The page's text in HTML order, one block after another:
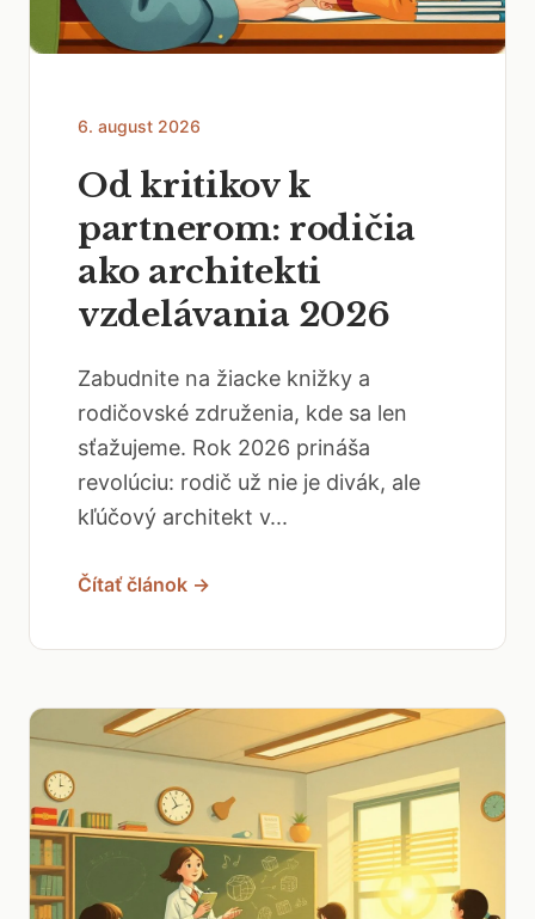
6. august 2026
Od kritikov k
partnerom: rodičia
ako architekti
vzdelávania 2026
Zabudnite na žiacke knižky a
rodičovské združenia, kde sa len
sťažujeme. Rok 2026 prináša
revolúciu: rodič už nie je divák, ale
kľúčový architekt v...
Čítať článok →